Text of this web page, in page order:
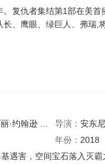
复仇者集结第1部在美
、鹰眼、绿巨人、弗瑞,
·约翰逊 马克·鲁弗洛 乔
导演： 安东
年份： 2018
遇害，空间宝石落入灭